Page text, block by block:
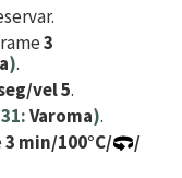
3
).
vel 5.
Varoma).
3 min/100°C/
/